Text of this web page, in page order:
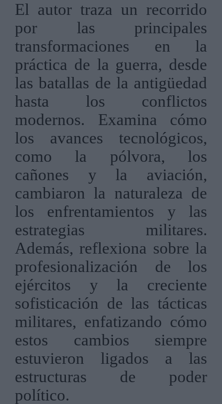
El autor traza un recorrido
por las principales
transformaciones en la
práctica de la guerra, desde
las batallas de la antigüedad
hasta los conflictos
modernos. Examina cómo
los avances tecnológicos,
como la pólvora, los
cañones y la aviación,
cambiaron la naturaleza de
los enfrentamientos y las
estrategias militares.
Además, reflexiona sobre la
profesionalización de los
ejércitos y la creciente
sofisticación de las tácticas
militares, enfatizando cómo
estos cambios siempre
estuvieron ligados a las
estructuras de poder
político.